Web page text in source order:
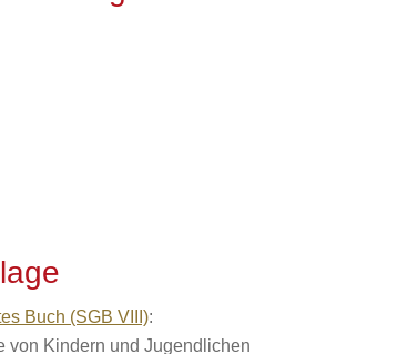
Buch (SGB VIII):
von Kindern und Jugendlichen